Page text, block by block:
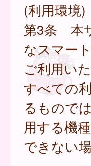
(利用環境)
第3条 本
なスマー
ご利用い
すべての
るもので
用する機
できない